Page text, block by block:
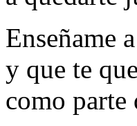
Enseñame
y que te
como parte